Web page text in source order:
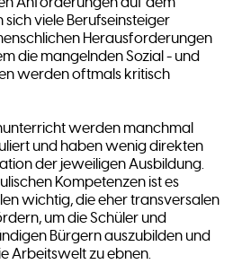
viele Berufseinsteiger
Herausforderungen
die mangelnden Sozial - und
werden oftmals kritisch
werden manchmal
und haben wenig direkten
der jeweiligen Ausbildung.
Kompetenzen ist es
wichtig, die eher transversalen
um die Schüler und
Bürgern auszubilden und
Arbeitswelt zu ebnen.